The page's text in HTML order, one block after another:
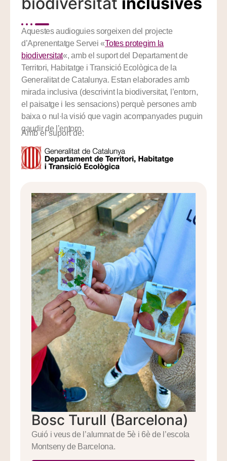
Aquestes audioguies sorgeixen del projecte
d’Aprenentatge Servei «Totes protegim la
biodiversitat«, amb el suport del Departament de
Territori, Habitatge i Transició Ecològica de la
Generalitat de Catalunya. Estan elaborades amb
mirada inclusiva (descrivint la biodiversitat, l’entorn,
el paisatge i les sensacions) perquè persones amb
baixa o nul·la visió que vagin acompanyades puguin
gaudir de l’entorn.
Amb el suport de:
Bosc Turull (Barcelona)
Guió i veus de l’alumnat de 5è i 6è de l’escola
Montseny de Barcelona.